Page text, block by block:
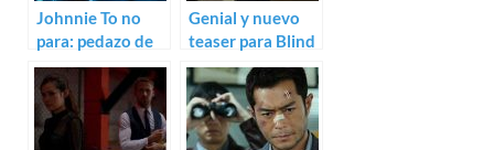
Johnnie To no
para: pedazo de
teaser para Blind
Detective
Genial y nuevo
teaser para Blind
Detective de
Johnnie To